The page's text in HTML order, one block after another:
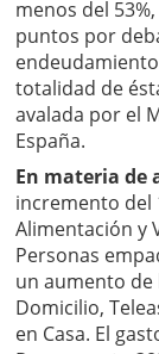
menos del
puntos por
totalidad de
avalada por el
España.
En materia de
incremento del
Alimentación y
Personas
un aumento de
Domicilio,
en Casa. El